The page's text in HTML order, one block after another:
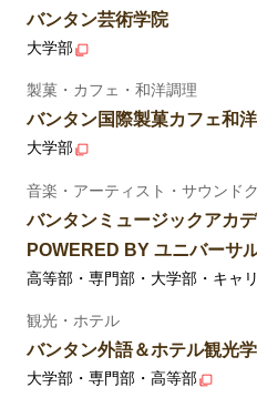
バンタン芸術学院
大学部
製菓・カフェ・和洋調理
バンタン国際製菓カフェ和
大学部
音楽・アーティスト・サウンド
バンタンミュージックアカ
POWERED BY ユニバーサ
高等部・専門部・大学部・キャ
観光・ホテル
バンタン外語＆ホテル観光
大学部・専門部・高等部